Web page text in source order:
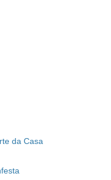
da Casa